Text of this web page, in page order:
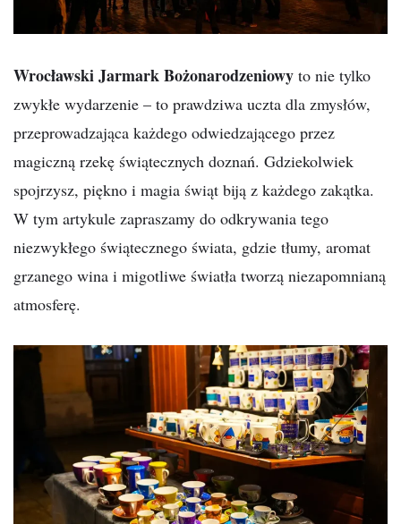
Wrocławski Jarmark Bożonarodzeniowy to nie tylko
zwykłe wydarzenie – to prawdziwa uczta dla zmysłów,
przeprowadzająca każdego odwiedzającego przez
magiczną rzekę świątecznych doznań. Gdziekolwiek
spojrzysz, piękno i magia świąt biją z każdego zakątka.
W tym artykule zapraszamy do odkrywania tego
niezwykłego świątecznego świata, gdzie tłumy, aromat
grzanego wina i migotliwe światła tworzą niezapomnianą
atmosferę.